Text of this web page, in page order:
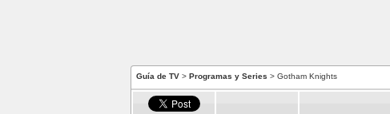
Guía de TV > Programas y Series > Gotham Knights